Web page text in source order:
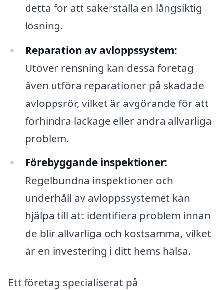
detta för att säkerställa en långsiktig
lösning.
Reparation av avloppssystem:
Utöver rensning kan dessa företag
även utföra reparationer på skadade
avloppsrör, vilket är avgörande för att
förhindra läckage eller andra allvarliga
problem.
Förebyggande inspektioner:
Regelbundna inspektioner och
underhåll av avloppssystemet kan
hjälpa till att identifiera problem innan
de blir allvarliga och kostsamma, vilket
är en investering i ditt hems hälsa.
Ett företag specialiserat på